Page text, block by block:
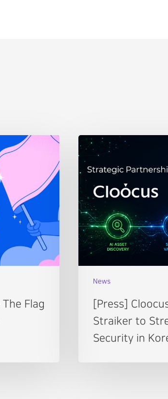
Flag
News
[Press]
Straiker to
Security in